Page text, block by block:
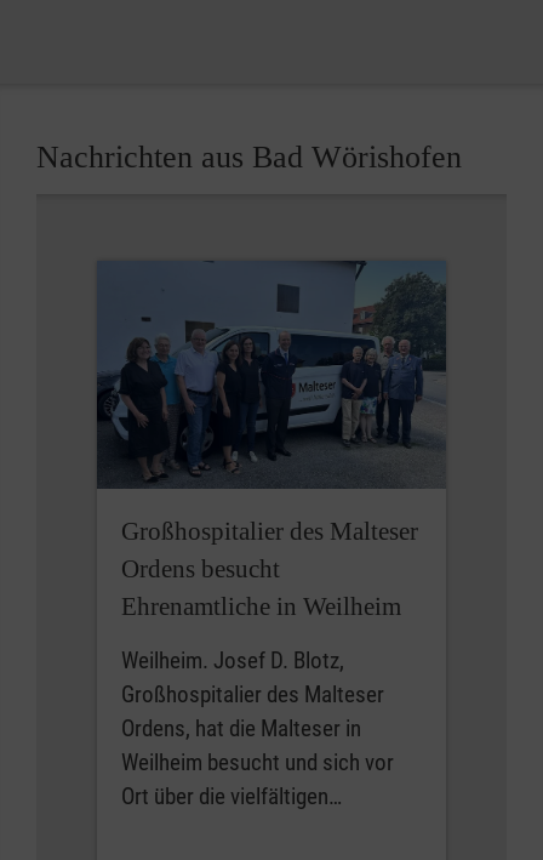
Nachrichten aus Bad Wörishofen
Großhospitalier des Malteser
Ordens besucht
Ehrenamtliche in Weilheim
Weilheim. Josef D. Blotz,
Großhospitalier des Malteser
Ordens, hat die Malteser in
Weilheim besucht und sich vor
Ort über die vielfältigen…